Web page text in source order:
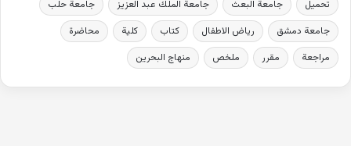
تحميل
جامعة البعث جامعة الملك عبد العزيز
جامعة حلب
جامعة دمشق
رياض الاطفال كتاب كلية
محاضرة
مراجعة
مقرر ملخص منهاج البحرين